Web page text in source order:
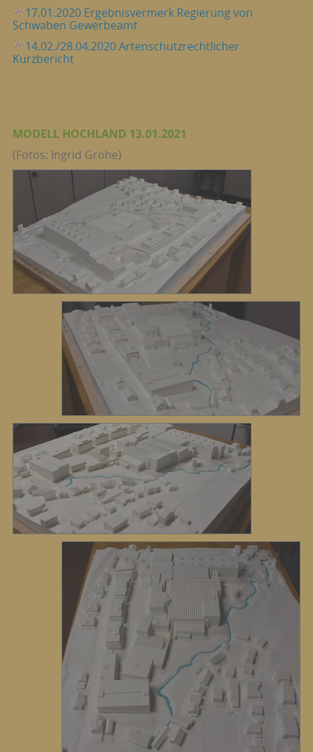
17.01.2020 Ergebnisvermerk Regierung von
Schwaben Gewerbeamt
14.02./28.04.2020 Artenschutzrechtlicher
Kurzbericht
MODELL HOCHLAND 13.01.2021
(Fotos: Ingrid Grohe)